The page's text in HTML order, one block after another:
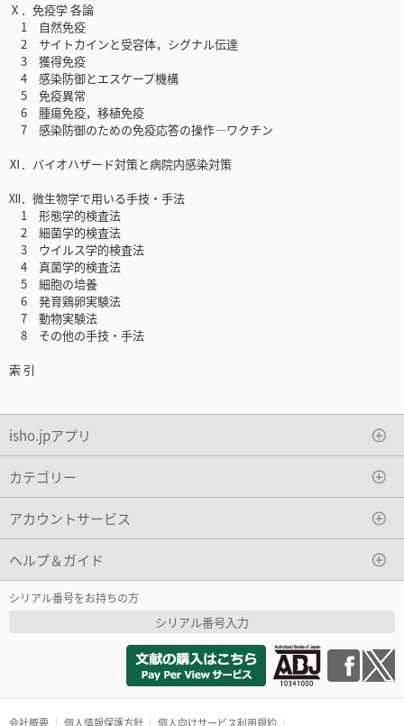
Ⅹ．免疫学 各論
1 自然免疫
2 サイトカインと受容体，シグナル伝達
3 獲得免疫
4 感染防御とエスケープ機構
5 免疫異常
6 腫瘍免疫，移植免疫
7 感染防御のための免疫応答の操作―ワクチン
Ⅺ．バイオハザード対策と病院内感染対策
Ⅻ．微生物学で用いる手技・手法
1 形態学的検査法
2 細菌学的検査法
3 ウイルス学的検査法
4 真菌学的検査法
5 細胞の培養
6 発育鶏卵実験法
7 動物実験法
8 その他の手技・手法
索 引
isho.jpアプリ
カテゴリー
アカウントサービス
ヘルプ＆ガイド
シリアル番号をお持ちの方
シリアル番号入力
会社概要 個人情報保護方針 個人向けサービス利用規約